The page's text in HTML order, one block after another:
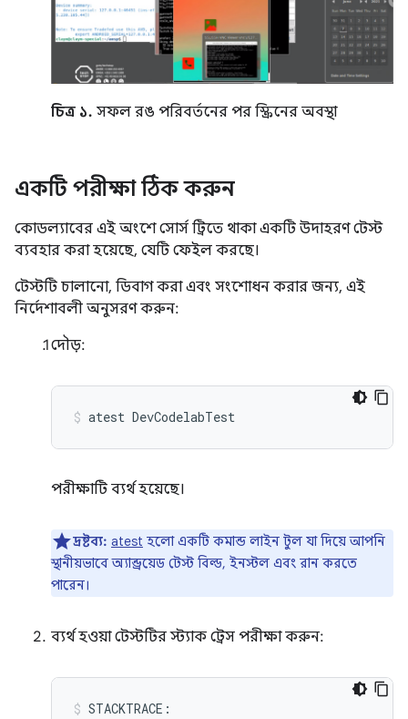
চিত্র ১. সফল রঙ পরিবর্তনের পর স্ক্রিনের অবস্থা
একটি পরীক্ষা ঠিক করুন
কোডল্যাবের এই অংশে সোর্স ট্রিতে থাকা একটি উদাহরণ টেস্ট
ব্যবহার করা হয়েছে, যেটি ফেইল করছে।
টেস্টটি চালানো, ডিবাগ করা এবং সংশোধন করার জন্য, এই
নির্দেশাবলী অনুসরণ করুন:
দৌড়:
atest DevCodelabTest
পরীক্ষাটি ব্যর্থ হয়েছে।
দ্রষ্টব্য: atest হলো একটি কমান্ড লাইন টুল যা দিয়ে আপনি
স্থানীয়ভাবে অ্যান্ড্রয়েড টেস্ট বিল্ড, ইনস্টল এবং রান করতে
পারেন।
ব্যর্থ হওয়া টেস্টটির স্ট্যাক ট্রেস পরীক্ষা করুন:
STACKTRACE: